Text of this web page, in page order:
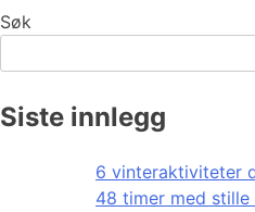
Søk
Siste innlegg
6 vinteraktiviteter
48 timer med stille